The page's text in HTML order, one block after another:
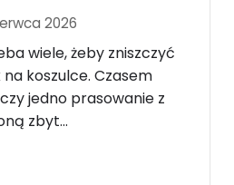
2026
wiele, żeby zniszczyć
koszulce. Czasem
jedno prasowanie z
zbyt...